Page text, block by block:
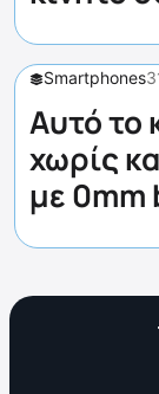
Smartphones
Αυτό το
χωρίς
με 0mm